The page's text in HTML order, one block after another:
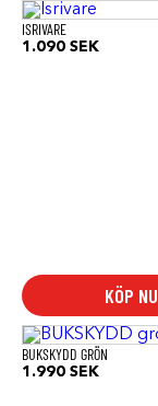
ISRIVARE
1.090 SEK
KÖP NU
BUKSKYDD GRÖN
1.990 SEK